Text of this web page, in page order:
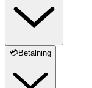
💳Betalning